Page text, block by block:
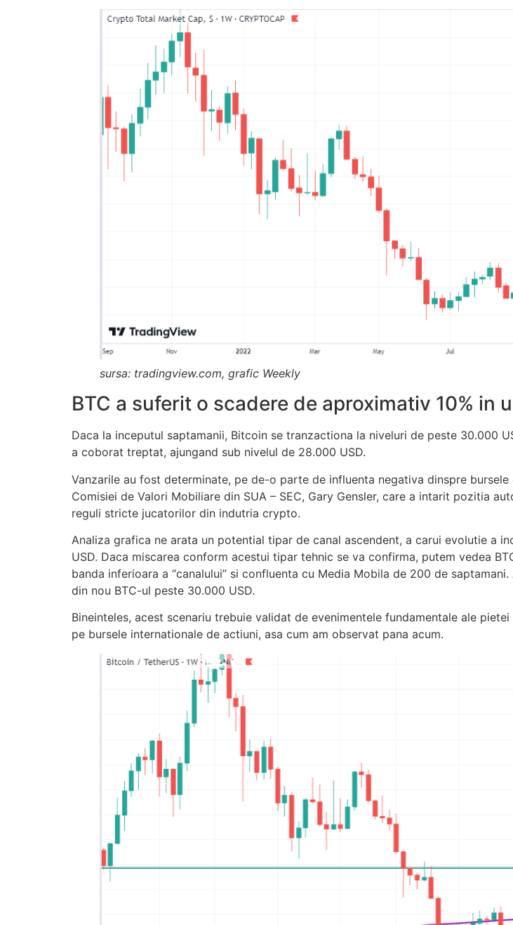
sursa: tradingview.com, grafic Weekly
BTC a suferit o scadere de aproximativ 10% in
Daca la inceputul saptamanii, Bitcoin se tranzactiona la niveluri de peste 30.000
a coborat treptat, ajungand sub nivelul de 28.000 USD.
Vanzarile au fost determinate, pe de-o parte de influenta negativa dinspre
Comisiei de Valori Mobiliare din SUA – SEC, Gary Gensler, care a intarit pozitia
reguli stricte jucatorilor din indutria crypto.
Analiza grafica ne arata un potential tipar de canal ascendent, a carui evolutie a
USD. Daca miscarea conform acestui tipar tehnic se va confirma, putem vedea
banda inferioara a “canalului” si confluenta cu Media Mobila de 200 de
din nou BTC-ul peste 30.000 USD.
Bineinteles, acest scenariu trebuie validat de evenimentele fundamentale ale
pe bursele internationale de actiuni, asa cum am observat pana acum.